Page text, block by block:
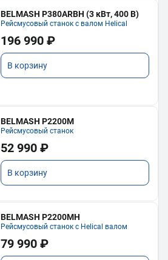
BELMASH P380ARBH (3 кВт, 400 В)
Рейсмусовый станок с валом Helical
196 990 ₽
В корзину
BELMASH P2200M
Рейсмусовый станок
52 990 ₽
В корзину
BELMASH P2200MH
Рейсмусовый станок с Helical валом
79 990 ₽